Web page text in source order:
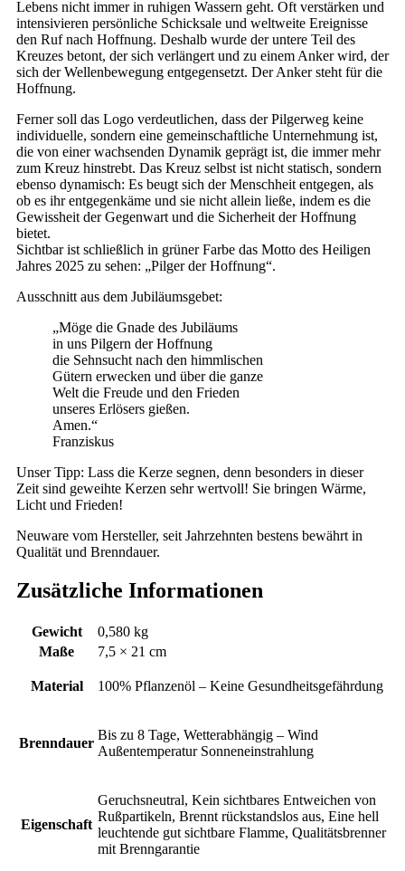
Lebens nicht immer in ruhigen Wassern geht. Oft verstärken und
intensivieren persönliche Schicksale und weltweite Ereignisse
den Ruf nach Hoffnung. Deshalb wurde der untere Teil des
Kreuzes betont, der sich verlängert und zu einem Anker wird, der
sich der Wellenbewegung entgegensetzt. Der Anker steht für die
Hoffnung.
Ferner soll das Logo verdeutlichen, dass der Pilgerweg keine
individuelle, sondern eine gemeinschaftliche Unternehmung ist,
die von einer wachsenden Dynamik geprägt ist, die immer mehr
zum Kreuz hinstrebt. Das Kreuz selbst ist nicht statisch, sondern
ebenso dynamisch: Es beugt sich der Menschheit entgegen, als
ob es ihr entgegenkäme und sie nicht allein ließe, indem es die
Gewissheit der Gegenwart und die Sicherheit der Hoffnung
bietet.
Sichtbar ist schließlich in grüner Farbe das Motto des Heiligen
Jahres 2025 zu sehen: „Pilger der Hoffnung“.
Ausschnitt aus dem Jubiläumsgebet:
„Möge die Gnade des Jubiläums
in uns Pilgern der Hoffnung
die Sehnsucht nach den himmlischen
Gütern erwecken und über die ganze
Welt die Freude und den Frieden
unseres Erlösers gießen.
Amen.“
Franziskus
Unser Tipp: Lass die Kerze segnen, denn besonders in dieser
Zeit sind geweihte Kerzen sehr wertvoll! Sie bringen Wärme,
Licht und Frieden!
Neuware vom Hersteller, seit Jahrzehnten bestens bewährt in
Qualität und Brenndauer.
Zusätzliche Informationen
Gewicht
0,580 kg
Maße
7,5 × 21 cm
Material 100% Pflanzenöl – Keine Gesundheitsgefährdung
Brenndauer
Bis zu 8 Tage, Wetterabhängig – Wind
Außentemperatur Sonneneinstrahlung
Eigenschaft
Geruchsneutral, Kein sichtbares Entweichen von
Rußpartikeln, Brennt rückstandslos aus, Eine hell
leuchtende gut sichtbare Flamme, Qualitätsbrenner
mit Brenngarantie